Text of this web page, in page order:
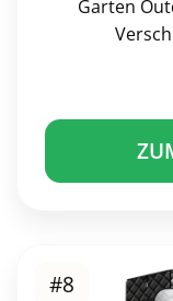
Garten
#8